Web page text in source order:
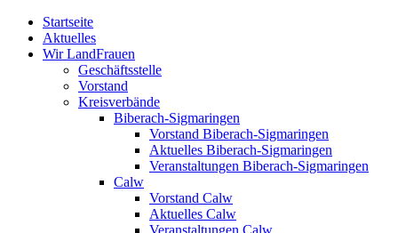
Zum
Inhalt
springen
Startseite
Aktuelles
Wir LandFrauen
Geschäftsstelle
Vorstand
Kreisverbände
Biberach-Sigmaringen
Vorstand Biberach-Sigmaringen
Aktuelles Biberach-Sigmaringen
Veranstaltungen Biberach-Sigmaringen
Calw
Vorstand Calw
Aktuelles Calw
Veranstaltungen Calw